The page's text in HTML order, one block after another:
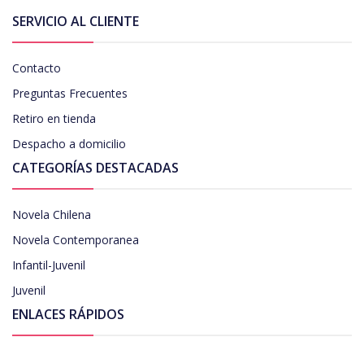
SERVICIO AL CLIENTE
Contacto
Preguntas Frecuentes
Retiro en tienda
Despacho a domicilio
CATEGORÍAS DESTACADAS
Novela Chilena
Novela Contemporanea
Infantil-Juvenil
Juvenil
ENLACES RÁPIDOS